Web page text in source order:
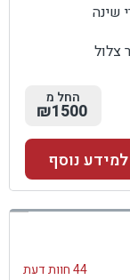
צלול
החל מ
₪1500
למידע נוסף
44 חוות דעת